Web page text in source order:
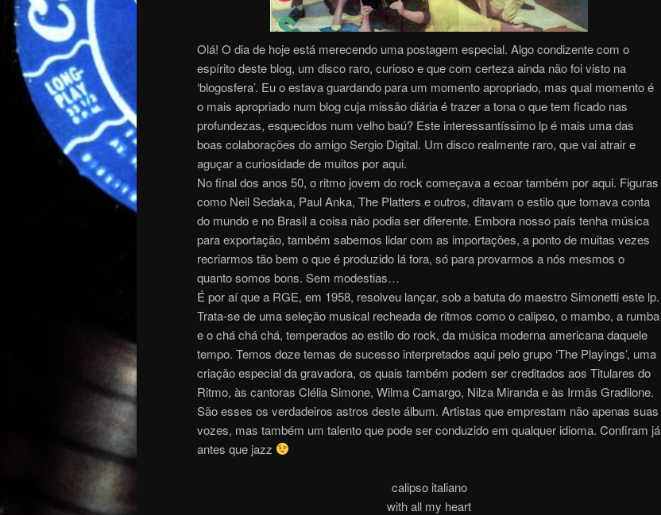
Olá! O dia de hoje está merecendo uma postagem especial. Algo condizente com o
espírito deste blog, um disco raro, curioso e que com certeza ainda não foi visto na
‘blogosfera’. Eu o estava guardando para um momento apropriado, mas qual momento é
o mais apropriado num blog cuja missão diária é trazer a tona o que tem ficado nas
profundezas, esquecidos num velho baú? Este interessantíssimo lp é mais uma das
boas colaborações do amigo Sergio Digital. Um disco realmente raro, que vai atrair e
aguçar a curiosidade de muitos por aqui.
No final dos anos 50, o ritmo jovem do rock começava a ecoar também por aqui. Figuras
como Neil Sedaka, Paul Anka, The Platters e outros, ditavam o estilo que tomava conta
do mundo e no Brasil a coisa não podia ser diferente. Embora nosso país tenha música
para exportação, também sabemos lidar com as importações, a ponto de muitas vezes
recriarmos tão bem o que é produzido lá fora, só para provarmos a nós mesmos o
quanto somos bons. Sem modestias…
É por aí que a RGE, em 1958, resolveu lançar, sob a batuta do maestro Simonetti este lp.
Trata-se de uma seleção musical recheada de ritmos como o calipso, o mambo, a rumba
e o chá chá chá, temperados ao estilo do rock, da música moderna americana daquele
tempo. Temos doze temas de sucesso interpretados aqui pelo grupo ‘The Playings’, uma
criação especial da gravadora, os quais também podem ser creditados aos Titulares do
Ritmo, às cantoras Clélia Simone, Wilma Camargo, Nilza Miranda e às Irmãs Gradilone.
São esses os verdadeiros astros deste álbum. Artistas que emprestam não apenas suas
vozes, mas também um talento que pode ser conduzido em qualquer idioma. Confiram já
antes que jazz
calipso italiano
with all my heart